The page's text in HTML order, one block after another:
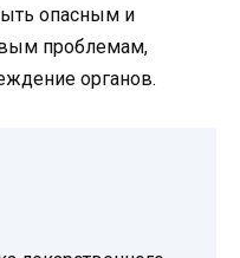
опасным и
проблемам,
органов.